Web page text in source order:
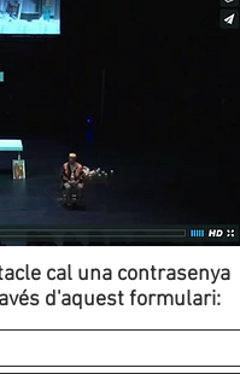
cal una contrasenya
d'aquest formulari: